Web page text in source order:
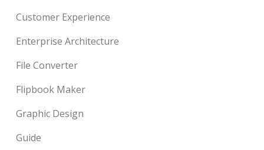
Customer Experience
Enterprise Architecture
File Converter
Flipbook Maker
Graphic Design
Guide